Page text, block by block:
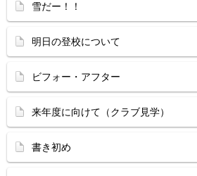
雪だー！！
明日の登校について
ビフォー・アフター
来年度に向けて（クラブ見学）
書き初め